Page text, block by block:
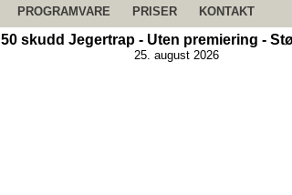
PROGRAMVARE PRISER KONTAKT
50 skudd Jegertrap - Uten premiering -
25. august 2026